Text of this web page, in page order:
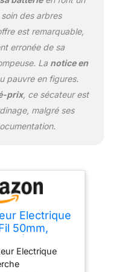
plus flexible. La
de tailler
les branches
électrique 2
sécateur avec
télescopiques
de différents
à tailler les
et aussi à
les douleurs aux
peuvent
être utilisés
perches
pour tailler
les branches
et légère,
des arbres
est remarquable,
erronée de sa
La notice en
pauvre en figures.
prix, ce sécateur est
malgré ses
Electrique
50mm,
2×
1000W
Electrique